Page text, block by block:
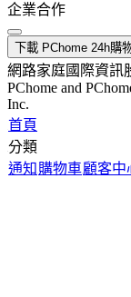
企業合作
下載 PChome 24h購
網路家庭國際資訊
PChome and
Inc.
首頁
分類
通知 購物車顧客中